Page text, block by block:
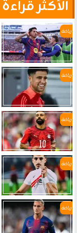
الأكثر قراءة
رياضة
رياضة
رياضة
رياضة
رياضة